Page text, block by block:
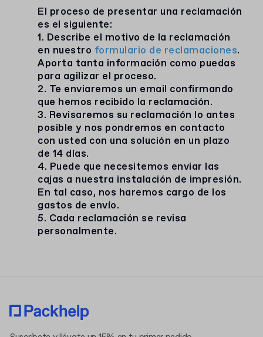
El proceso de presentar una reclamación
es el siguiente:
1. Describe el motivo de la reclamación
en nuestro formulario de reclamaciones.
Aporta tanta información como puedas
para agilizar el proceso.
2. Te enviaremos un email confirmando
que hemos recibido la reclamación.
3. Revisaremos su reclamación lo antes
posible y nos pondremos en contacto
con usted con una solución en un plazo
de 14 días.
4. Puede que necesitemos enviar las
cajas a nuestra instalación de impresión.
En tal caso, nos haremos cargo de los
gastos de envío.
5. Cada reclamación se revisa
personalmente.